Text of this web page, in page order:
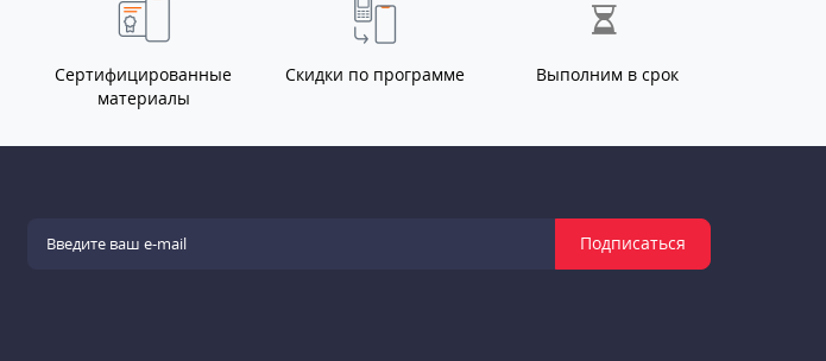
Сертифицированные
материалы
Скидки по программе Выполним в срок
Подписаться